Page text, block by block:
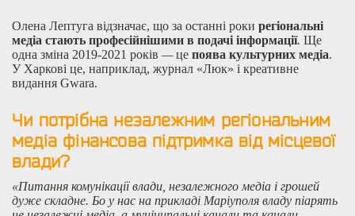
Олена Лептуга відзначає, що за останні роки регіональні
медіа стають професійнішими в подачі інформації. Ще
одна зміна 2019-2021 років —це поява культурних медіа.
У Харкові це, наприклад, журнал «Люк» і креативне
видання Gwara.
Чи потрібна незалежним регіональним
медіа фінансова підтримка від місцевої
влади?
«Питання комунікації влади, незалежного медіа і грошей
дуже складне. Бо у нас на прикладі Маріуполя владу піарять